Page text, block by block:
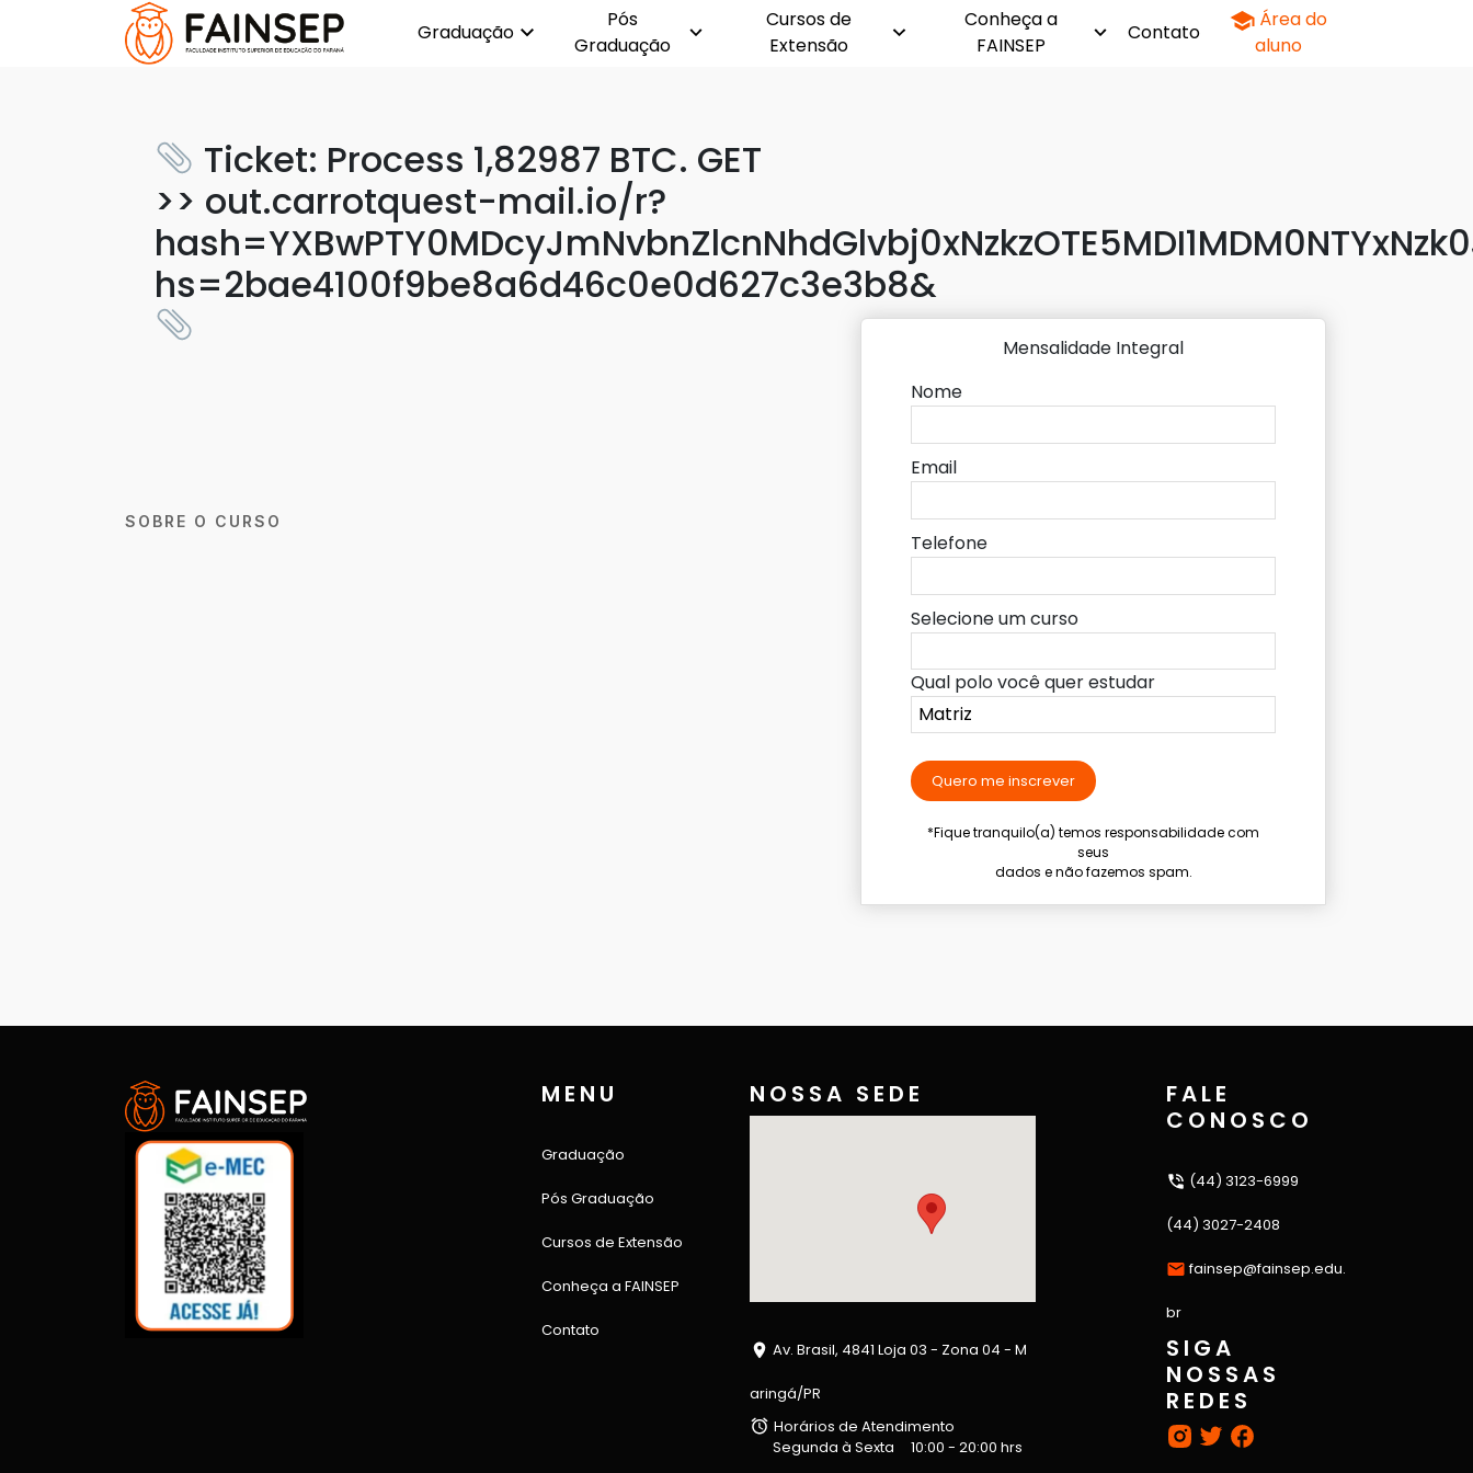
Graduação
Pós
Graduação
Cursos de
Extensão
Conheça a
FAINSEP
Contato
Área do
aluno
Ticket: Process 1,82987 BTC. GET
>> out.carrotquest-mail.io/r?
hs=2bae4100f9be8a6d46c0e0d627c3e3b8&
SOBRE O CURSO
Mensalidade Integral
Nome
Email
Telefone
Selecione um curso
Qual polo você quer estudar
Quero me inscrever
*Fique tranquilo(a) temos responsabilidade com
seus
dados e não fazemos spam.
MENU
Graduação
Pós Graduação
Cursos de Extensão
Conheça a FAINSEP
Contato
NOSSA SEDE
Av. Brasil, 4841 Loja 03 - Zona 04 - M
aringá/PR
Horários de Atendimento
Segunda à Sexta
10:00 - 20:00 hrs
FALE
CONOSCO
(44) 3123-6999
(44) 3027-2408
fainsep@fainsep.edu.
br
SIGA
NOSSAS
REDES